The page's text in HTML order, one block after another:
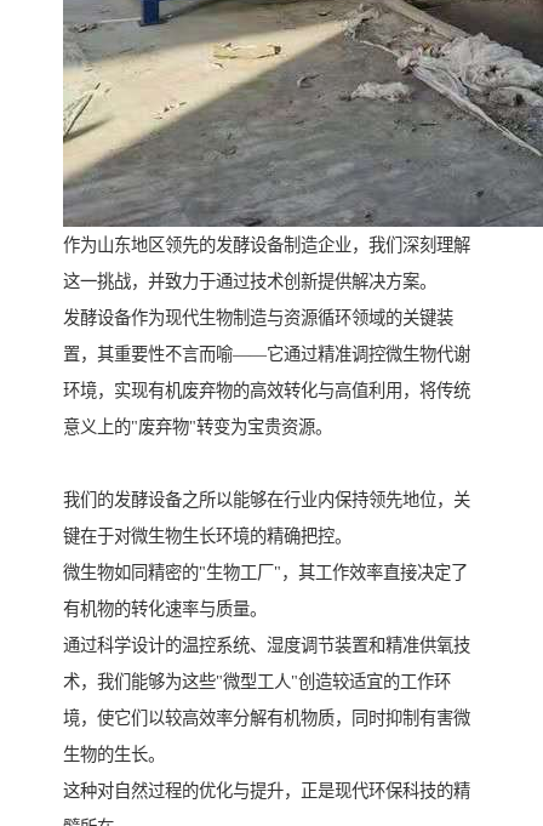
作为山东地区领先的发酵设备制造企业，我们深刻理解
这一挑战，并致力于通过技术创新提供解决方案。
发酵设备作为现代生物制造与资源循环领域的关键装
置，其重要性不言而喻——它通过精准调控微生物代谢
环境，实现有机废弃物的高效转化与高值利用，将传统
意义上的"废弃物"转变为宝贵资源。
我们的发酵设备之所以能够在行业内保持领先地位，关
键在于对微生物生长环境的精确把控。
微生物如同精密的"生物工厂"，其工作效率直接决定了
有机物的转化速率与质量。
通过科学设计的温控系统、湿度调节装置和精准供氧技
术，我们能够为这些"微型工人"创造较适宜的工作环
境，使它们以较高效率分解有机物质，同时抑制有害微
生物的生长。
这种对自然过程的优化与提升，正是现代环保科技的精